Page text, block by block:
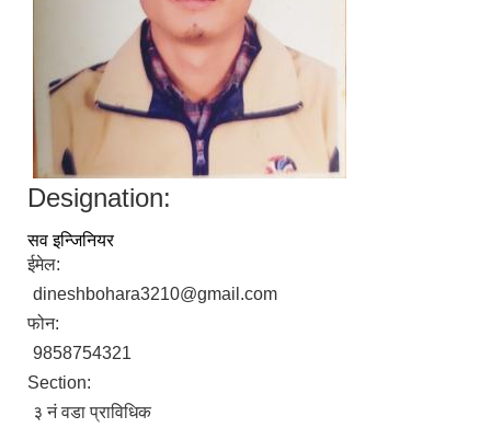
Designation:
सव इन्जिनियर
ईमेल:
dineshbohara3210@gmail.com
फोन:
9858754321
Section:
३ न‌ं वडा प्राविधिक